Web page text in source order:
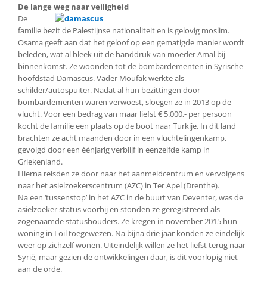
De lange weg naar veiligheid
De
familie bezit de Palestijnse nationaliteit en is gelovig moslim.
Osama geeft aan dat het geloof op een gematigde manier wordt
beleden, wat al bleek uit de handdruk van moeder Amal bij
binnenkomst. Ze woonden tot de bombardementen in Syrische
hoofdstad Damascus. Vader Moufak werkte als
schilder/autospuiter. Nadat al hun bezittingen door
bombardementen waren verwoest, sloegen ze in 2013 op de
vlucht. Voor een bedrag van maar liefst € 5.000,- per persoon
kocht de familie een plaats op de boot naar Turkije. In dit land
brachten ze acht maanden door in een vluchtelingenkamp,
gevolgd door een éénjarig verblijf in eenzelfde kamp in
Griekenland.
Hierna reisden ze door naar het aanmeldcentrum en vervolgens
naar het asielzoekerscentrum (AZC) in Ter Apel (Drenthe).
Na een ‘tussenstop’ in het AZC in de buurt van Deventer, was de
asielzoeker status voorbij en stonden ze geregistreerd als
zogenaamde statushouders. Ze kregen in november 2015 hun
woning in Loil toegewezen. Na bijna drie jaar konden ze eindelijk
weer op zichzelf wonen. Uiteindelijk willen ze het liefst terug naar
Syrië, maar gezien de ontwikkelingen daar, is dit voorlopig niet
aan de orde.